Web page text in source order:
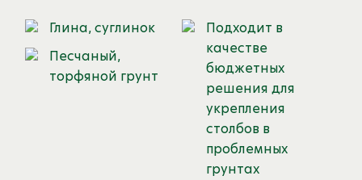
Глина, суглинок
Песчаный,
торфяной грунт
Подходит в
качестве
бюджетных
решения для
укрепления
столбов в
проблемных
грунтах